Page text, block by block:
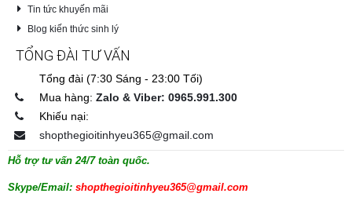
Tin tức khuyến mãi
Blog kiến thức sinh lý
TỔNG ĐÀI TƯ VẤN
Tổng đài (7:30 Sáng - 23:00 Tối)
Mua hàng: Zalo & Viber: 0965.991.300
Khiếu nại:
shopthegioitinhyeu365@gmail.com
Hỗ trợ tư vấn 24/7 toàn quốc.
Skype/Email: shopthegioitinhyeu365@gmail.com